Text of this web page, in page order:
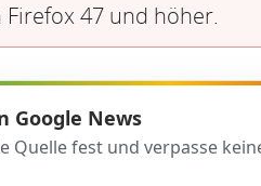
47 und höher.
Google News
Quelle fest und verpasse